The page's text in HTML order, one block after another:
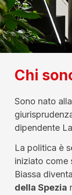
Chi
Sono nato
dipendente
La politica è
iniziato come
Biassa
della Spezia